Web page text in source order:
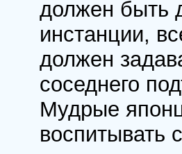
должен быть
инстанции,
должен
соседнего
Мудрые
воспитывать